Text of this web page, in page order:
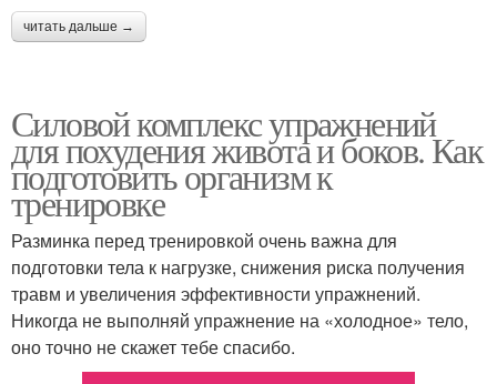
читать дальше →
Силовой комплекс упражнений
для похудения живота и боков. Как
подготовить организм к
тренировке
Разминка перед тренировкой очень важна для
подготовки тела к нагрузке, снижения риска получения
травм и увеличения эффективности упражнений.
Никогда не выполняй упражнение на «холодное» тело,
оно точно не скажет тебе спасибо.